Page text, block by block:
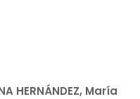
HERNÁNDEZ, María